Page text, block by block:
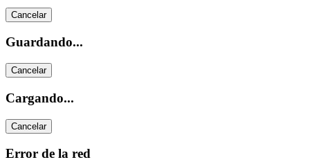
Cancelar
Guardando...
Cancelar
Cargando...
Cancelar
Error de la red